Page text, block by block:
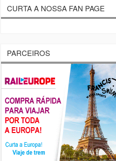
CURTA A NOSSA FAN PAGE
PARCEIROS